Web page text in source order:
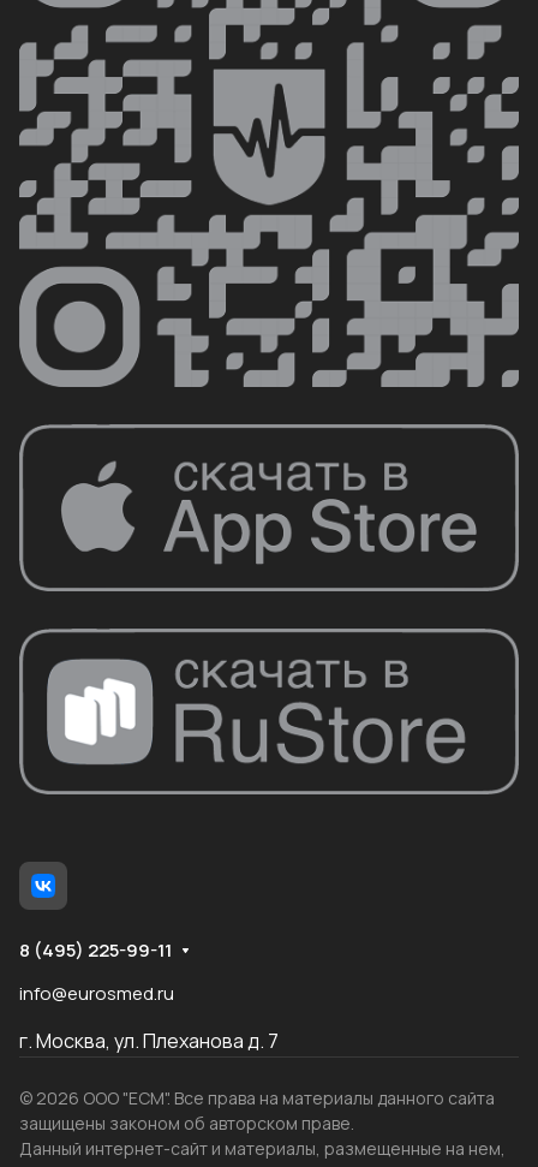
8 (495) 225-99-11
info@eurosmed.ru
г. Москва, ул. Плеханова д. 7
© 2026 ООО "ЕСМ". Все права на материалы данного сайта
защищены законом об авторском праве.
Данный интернет-сайт и материалы, размещенные на нем,